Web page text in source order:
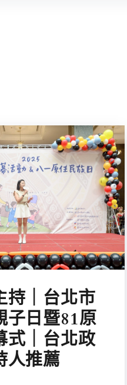
持｜台北市
子日暨81原
式｜台北政
人推薦